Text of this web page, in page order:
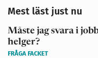
Mest läst just nu
Måste jag svara i
helger?
FRÅGA FACKET